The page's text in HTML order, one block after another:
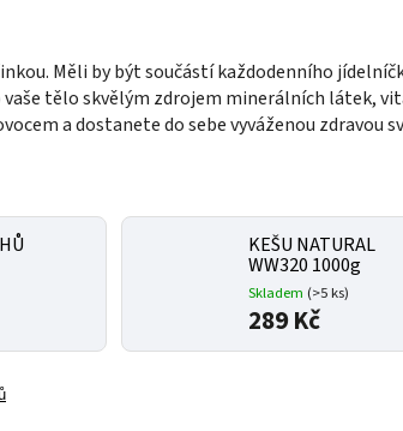
Měli by být součástí každodenního
tělo skvělým zdrojem minerálních látek,
a dostanete do sebe vyváženou zdravou
KEŠU NATURAL
WW320 1000g
Skladem (>5 ks)
289 Kč